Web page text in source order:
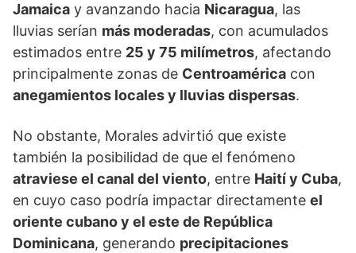
Jamaica y avanzando hacia Nicaragua, las
lluvias serían más moderadas, con acumulados
estimados entre 25 y 75 milímetros, afectando
principalmente zonas de Centroamérica con
anegamientos locales y lluvias dispersas.
No obstante, Morales advirtió que existe
también la posibilidad de que el fenómeno
atraviese el canal del viento, entre Haití y Cuba,
en cuyo caso podría impactar directamente el
oriente cubano y el este de República
Dominicana, generando precipitaciones